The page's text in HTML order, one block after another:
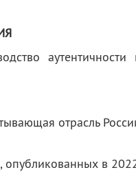
отрасль
опубликованных в